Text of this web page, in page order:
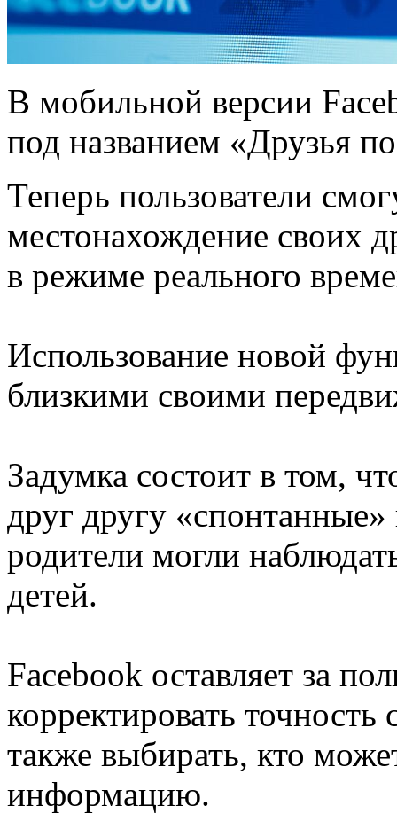
В мобильной версии
под названием «Друзья
Теперь пользователи
местонахождение своих
в режиме реального
Использование новой
близкими своими
Задумка состоит в том,
друг другу
родители могли
детей.
Facebook оставляет за
корректировать
также выбирать, кто
информацию.